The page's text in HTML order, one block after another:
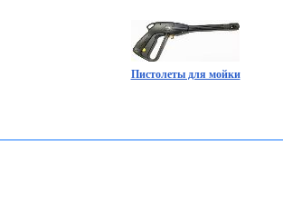
Пистолеты для мойки